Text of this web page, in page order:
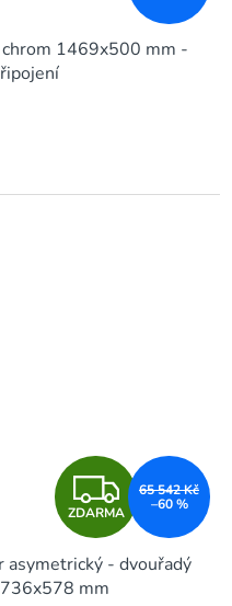
1469x500 mm -
Z
D
A
ZDARMA
65 542 Kč
–60 %
asymetrický - dvouřadý
mm